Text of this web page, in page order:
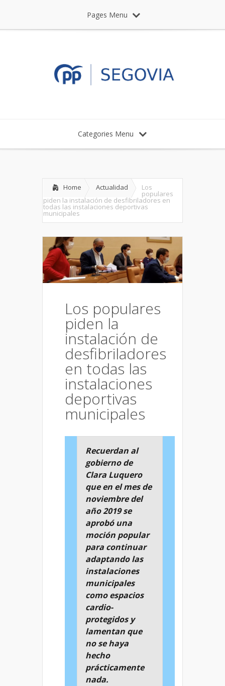
Pages Menu
Categories Menu
Home Actualidad Los
populares
piden la instalación de desfibriladores en
todas las instalaciones deportivas
municipales
Los populares
piden la
instalación de
desfibriladores
en todas las
instalaciones
deportivas
municipales
Recuerdan al
gobierno de
Clara Luquero
que en el mes de
noviembre del
año 2019 se
aprobó una
moción popular
para continuar
adaptando las
instalaciones
municipales
como espacios
cardio-
protegidos y
lamentan que
no se haya
hecho
prácticamente
nada.